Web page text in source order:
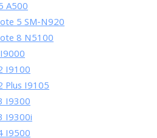
A500
5 SM-N920
8 N5100
I9100
Plus I9105
I9300
I9300i
I9500